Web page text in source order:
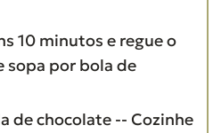
10 minutos e regue o
sopa por bola de
de chocolate -- Cozinhe